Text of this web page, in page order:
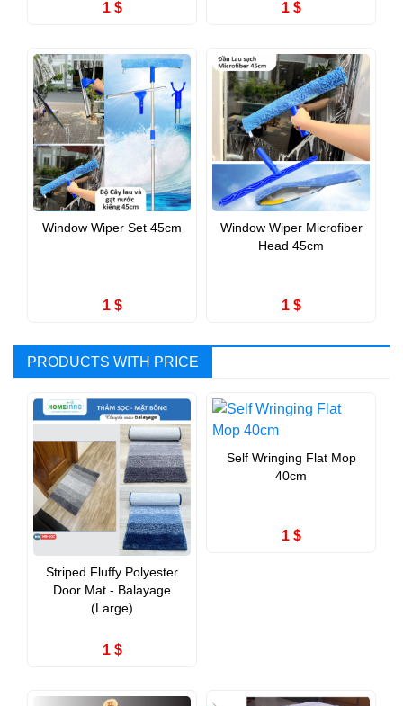
1 $ 1 $
Window Wiper Set 45cm
1 $
Window Wiper Microfiber
Head 45cm
1 $
PRODUCTS WITH PRICE
Striped Fluffy Polyester
Door Mat - Balayage
(Large)
1 $
Self Wringing Flat Mop
40cm
1 $